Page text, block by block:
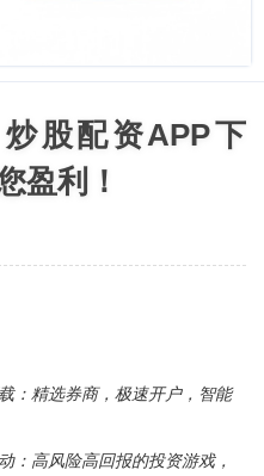
股配资APP下
盈利！
：精选券商，极速开户，智能
：高风险高回报的投资游戏，